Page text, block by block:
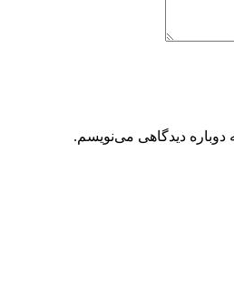
دوباره دیدگاهی می‌نویسم.